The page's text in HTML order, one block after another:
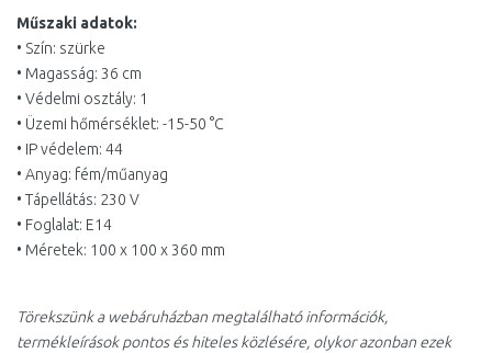
Műszaki adatok:
• Szín: szürke
• Magasság: 36 cm
• Védelmi osztály: 1
• Üzemi hőmérséklet: -15-50 °C
• IP védelem: 44
• Anyag: fém/műanyag
• Tápellátás: 230 V
• Foglalat: E14
• Méretek: 100 x 100 x 360 mm
Törekszünk a webáruházban megtalálható információk,
termékleírások pontos és hiteles közlésére, olykor azonban ezek